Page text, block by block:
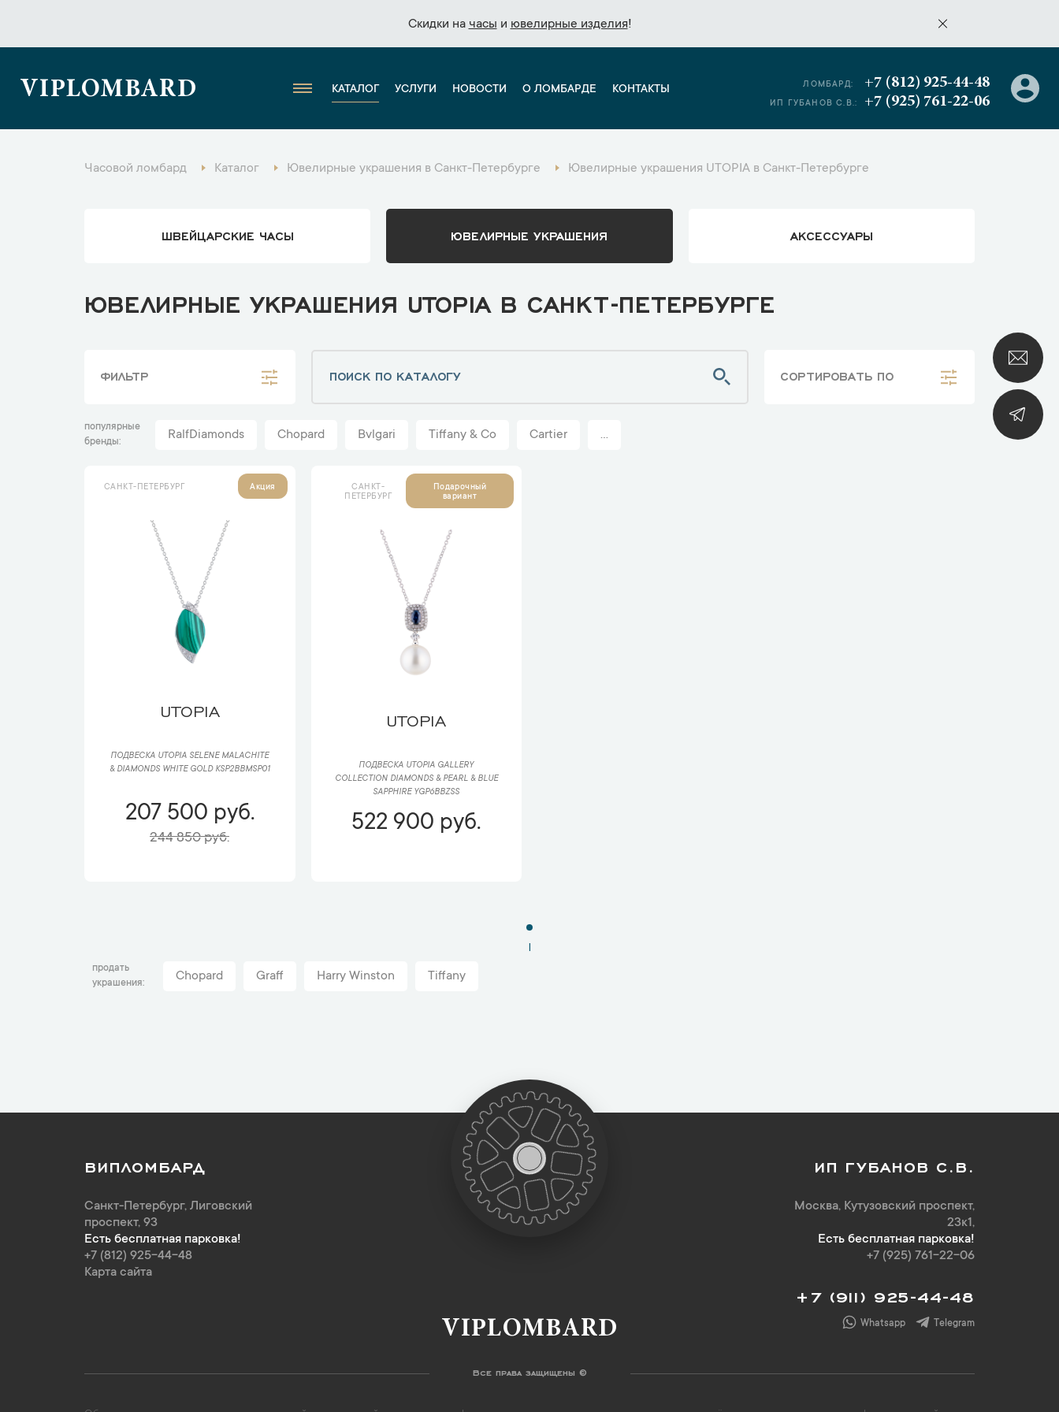
Скидки на часы и ювелирные изделия!
Скидки на часы и ювелирные изделия!
VIPLOMBARD КАТАЛОГ УСЛУГИ НОВОСТИ О ЛОМБАРДЕ КОНТАКТЫ ЛОМБАРД: +7 (812) 925-44-48
ИП ГУБАНОВ С.В.: +7 (925) 761-22-06
Часовой ломбард Каталог Ювелирные украшения в Санкт-Петербурге Ювелирные украшения UTOPIA в Санкт-Петербурге
ШВЕЙЦАРСКИЕ ЧАСЫ ЮВЕЛИРНЫЕ УКРАШЕНИЯ АКСЕССУАРЫ
ЮВЕЛИРНЫЕ УКРАШЕНИЯ UTOPIA В САНКТ-ПЕТЕРБУРГЕ
ФИЛЬТР СОРТИРОВАТЬ ПО
популярные
бренды
RalfDiamonds Chopard Bvlgari Tiffany & Co Cartier ...
САНКТ-ПЕТЕРБУРГ Акция
UTOPIA
ПОДВЕСКА UTOPIA SELENE MALACHITE
& DIAMONDS WHITE GOLD KSP2BBMSP01
207 500 руб.
244 850 руб.
САНКТ-
ПЕТЕРБУРГ
Подарочный
вариант
UTOPIA
ПОДВЕСКА UTOPIA GALLERY
COLLECTION DIAMONDS & PEARL & BLUE
SAPPHIRE YGP6BBZSS
522 900 руб.
1
продать
украшения
Chopard Graff Harry Winston Tiffany
ВИПЛОМБАРД
Санкт-Петербург, Лиговский
проспект, 93
Есть бесплатная парковка!
+7 (812) 925-44-48
Карта сайта
ИП ГУБАНОВ С.В.
Москва, Кутузовский проспект,
23к1,
Есть бесплатная парковка!
+7 (925) 761-22-06
+7 (911) 925-44-48
Whatsapp Telegram
VIPLOMBARD
Все права защищены ©